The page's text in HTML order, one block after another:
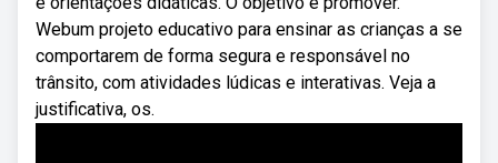
Webum projeto educativo para ensinar as crianças a se
comportarem de forma segura e responsável no
trânsito, com atividades lúdicas e interativas. Veja a
justificativa, os.